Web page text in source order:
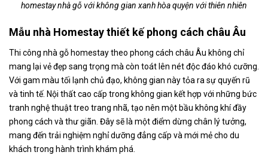
homestay nhà gỗ với không gian xanh hòa quyện với thiên nhiên
Mẫu nhà Homestay thiết kế phong cách châu Âu
Thi công nhà gỗ homestay theo phong cách châu Âu không chỉ
mang lại vẻ đẹp sang trọng mà còn toát lên nét độc đáo khó cưỡng.
Với gam màu tối lạnh chủ đạo, không gian này tỏa ra sự quyến rũ
và tinh tế. Nội thất cao cấp trong không gian kết hợp với những bức
tranh nghệ thuật treo trang nhã, tạo nên một bầu không khí đầy
phong cách và thư giãn. Đây sẽ là một điểm dừng chân lý tưởng,
mang đến trải nghiệm nghỉ dưỡng đẳng cấp và mới mẻ cho du
khách trong hành trình khám phá.